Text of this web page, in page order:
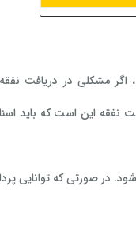
اگر مشکلی در دریافت
نفقه این است که باید
صورتی که توانایی